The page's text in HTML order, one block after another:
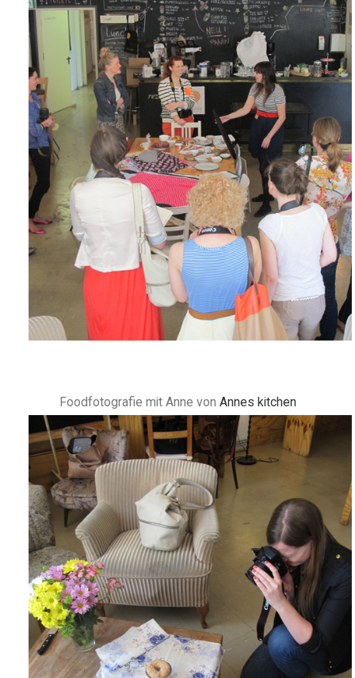
Foodfotografie mit Anne von Annes kitchen